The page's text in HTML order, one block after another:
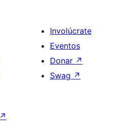
Involúcrate
Eventos
Donar ↗
Swag ↗
↗